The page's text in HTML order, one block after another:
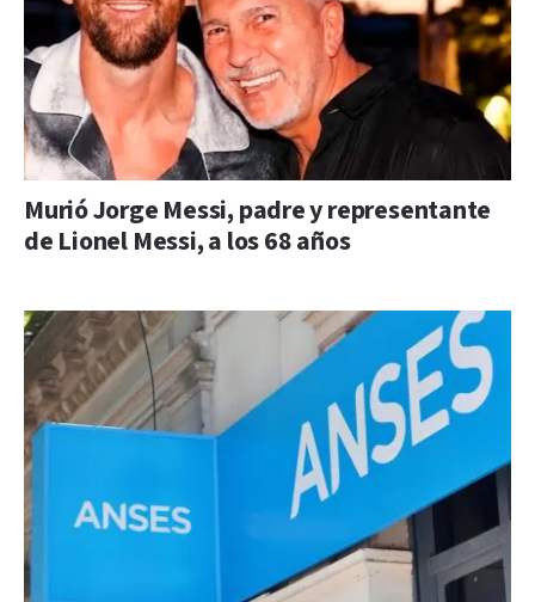
Murió Jorge Messi, padre y representante
de Lionel Messi, a los 68 años